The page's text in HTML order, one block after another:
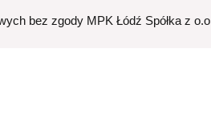
bez zgody MPK Łódź Spółka z o.o